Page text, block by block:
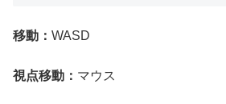
移動： WASD
視点移動： マウス